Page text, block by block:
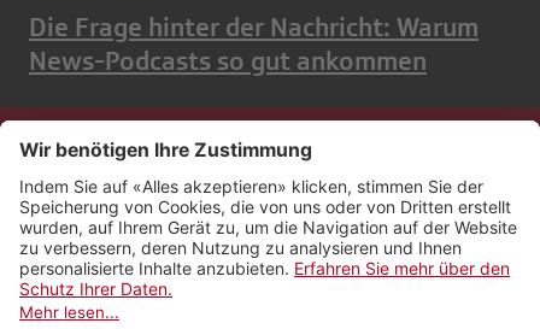
Die Frage hinter der Nachricht: Warum
News-Podcasts so gut ankommen
Kontakt
Impressum
Rechtliches
Netiquette